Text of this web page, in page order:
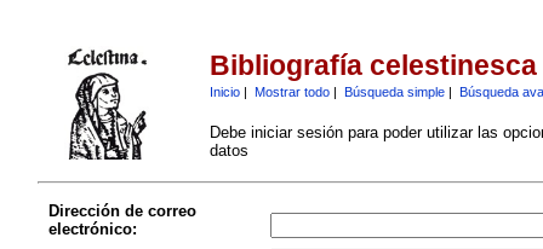
Bibliografía celestinesca
Inicio| Mostrar todo| Búsqueda simple| Búsqueda
Debe iniciar sesión para poder utilizar las
datos
Dirección de correo
electrónico: